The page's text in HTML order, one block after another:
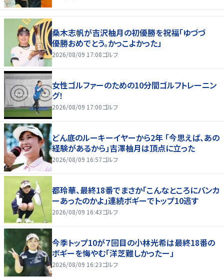
桑木志帆が吉沢柚月の初優勝を祝福「ゆづづ
優勝おめでとう。かっこよかった」
2026/08/09 17:08ゴルフ
女性ゴルファーのための10分間ゴルフトレーニン
グ！
2026/08/09 17:00ゴルフ
どん底のルーキーイヤーから2年 「今思えば、あの
経験があるから」吉澤柚月は頂点に立った
2026/08/09 16:57ゴルフ
都玲華、最終18番でまさか「こんなところにバンカ
ーあったのかよ」連続ボギーでトップ10逃す
2026/08/09 16:43ゴルフ
今季トップ10が７回目の小林光希は最終18番の
ボギーを悔やむ「洋芝難しかったー」
2026/08/09 16:23ゴルフ